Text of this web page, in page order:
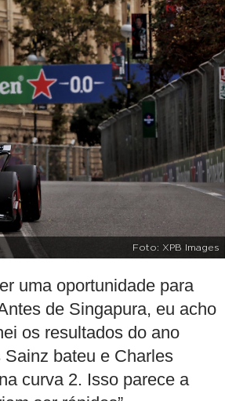
Foto: XPB Images
uma oportunidade para
de Singapura, eu acho
os resultados do ano
Sainz bateu e Charles
curva 2. Isso parece a